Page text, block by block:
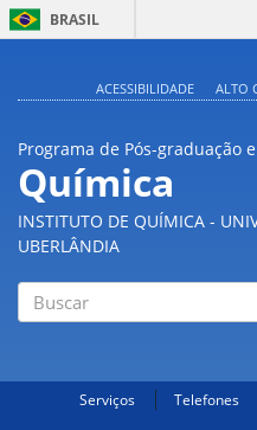
BRASIL
ACESSIBILIDADE
ALTO
Programa de Pós-graduação
Química
INSTITUTO DE QUÍMICA -
UBERLÂNDIA
Serviços Telefones